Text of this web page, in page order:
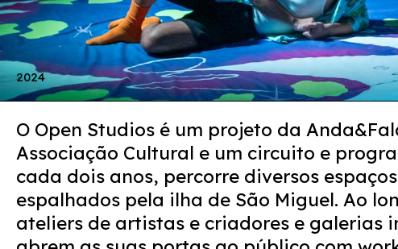
2024
O Open Studios é um projeto da
Associação Cultural e um circuito e
cada dois anos, percorre diversos
espalhados pela ilha de São Miguel. Ao
ateliers de artistas e criadores e galerias